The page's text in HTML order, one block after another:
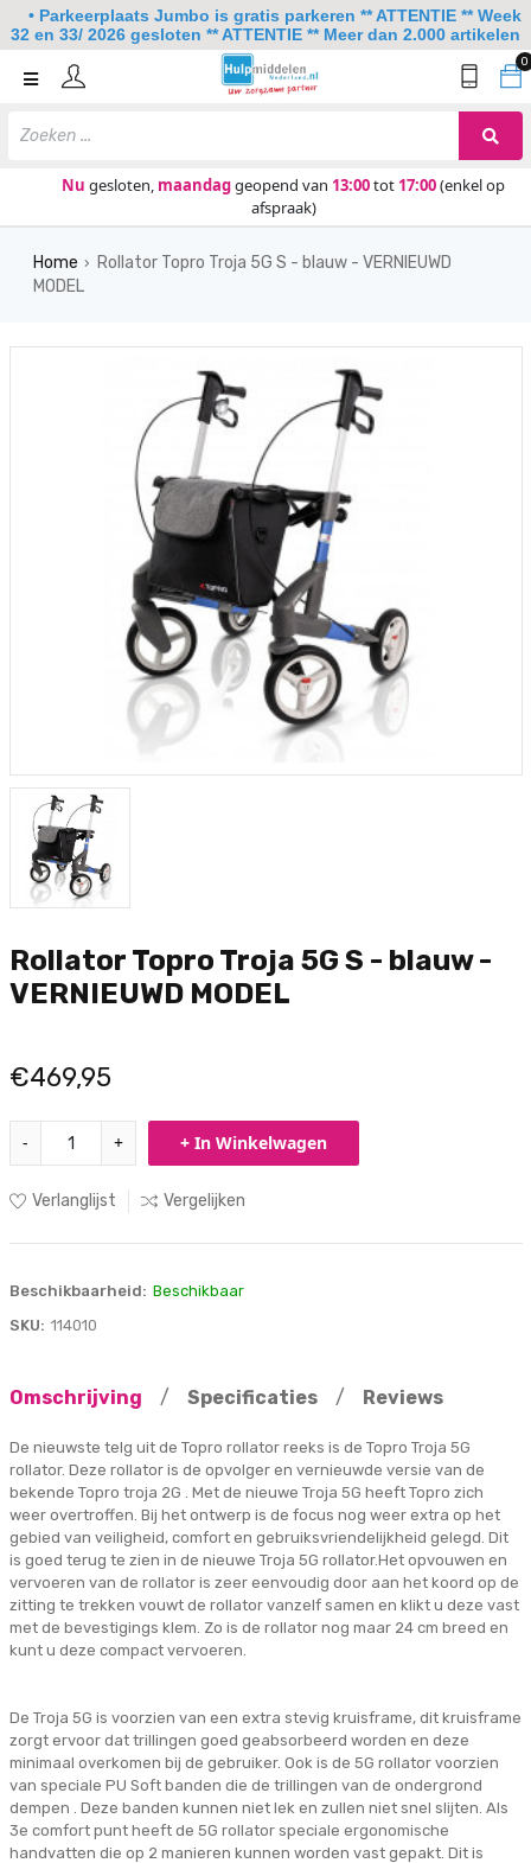
0
Nu gesloten, maandaggeopend van 13:00tot 17:00(enkel op
afspraak)
Home
Keuken
Home › Rollator Topro Troja 5G S - blauw - VERNIEUWD
MODEL
Rollator Topro Troja 5G S - blauw -
VERNIEUWD MODEL
€469,95
- + + In Winkelwagen
Verlanglijst Vergelijken
Beschikbaarheid: Beschikbaar
SKU: 114010
Omschrijving / Specificaties / Reviews
De nieuwste telg uit de Topro rollator reeks is de Topro Troja 5G
rollator. Deze rollator is de opvolger en vernieuwde versie van de
bekende Topro troja 2G . Met de nieuwe Troja 5G heeft Topro zich
weer overtroffen. Bij het ontwerp is de focus nog weer extra op het
gebied van veiligheid, comfort en gebruiksvriendelijkheid gelegd. Dit
is goed terug te zien in de nieuwe Troja 5G rollator.Het opvouwen en
vervoeren van de rollator is zeer eenvoudig door aan het koord op de
zitting te trekken vouwt de rollator vanzelf samen en klikt u deze vast
met de bevestigings klem. Zo is de rollator nog maar 24 cm breed en
kunt u deze compact vervoeren.
De Troja 5G is voorzien van een extra stevig kruisframe, dit kruisframe
zorgt ervoor dat trillingen goed geabsorbeerd worden en deze
minimaal overkomen bij de gebruiker. Ook is de 5G rollator voorzien
van speciale PU Soft banden die de trillingen van de ondergrond
dempen . Deze banden kunnen niet lek en zullen niet snel slijten. Als
3e comfort punt heeft de 5G rollator speciale ergonomische
handvatten die op 2 manieren kunnen worden vast gepakt. Dit is
• Parkeerplaats Jumbo is gratis parkeren ** ATTENTIE ** Week
32 en 33/ 2026 gesloten ** ATTENTIE ** Meer dan 2.000 artikelen